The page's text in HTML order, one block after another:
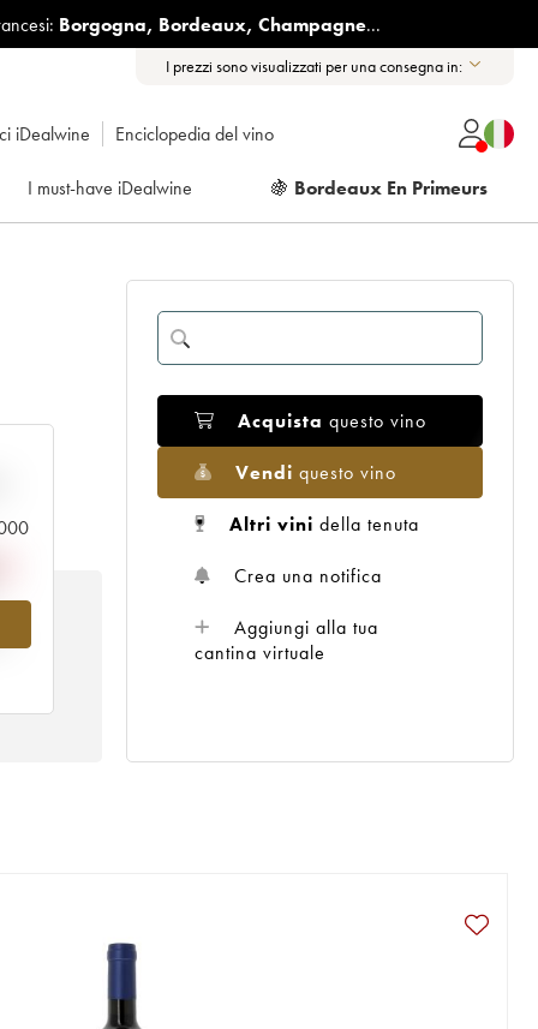
Borgogna, Bordeaux, Champagne...
I prezzi sono visualizzati per una consegna in:
iDealwine Enciclopedia del vino
I must-have iDealwine 🍇 Bordeaux En Primeurs
Acquista questo vino
Vendi questo vino
Altri vini della tenuta
Crea una notifica
Aggiungi alla tua
cantina virtuale